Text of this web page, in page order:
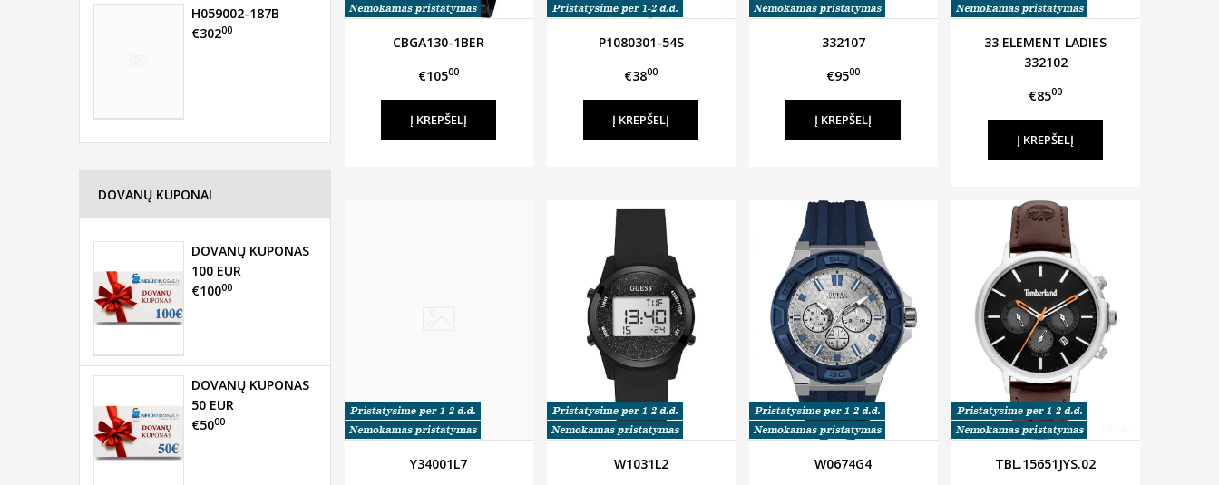
CBGA130-1BER
€10500
P1080301-54S
€3800
332107
€9500
33 ELEMENT LADIES
332102
€8500
Y34001L7
W1031L2
W0674G4
TBL.15651JYS.02
H059002-187B
€30200
DOVANŲ KUPONAI
DOVANŲ KUPONAS
100 EUR
€10000
DOVANŲ KUPONAS
50 EUR
€5000